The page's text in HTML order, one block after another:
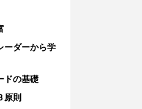
ーダーから学
ドの基礎
原則